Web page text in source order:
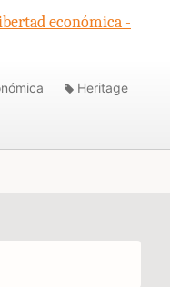
económica -
Heritage